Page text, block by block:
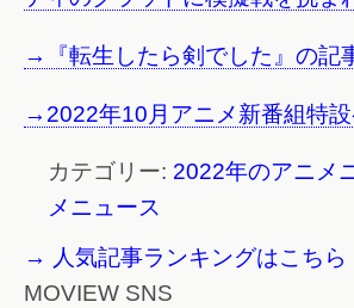
→『転生したら剣でした』の記
→2022年10月アニメ新番組特
カテゴリー: 2022年のアニメ
メニュース
→ 人気記事ランキングはこちら
MOVIEW SNS